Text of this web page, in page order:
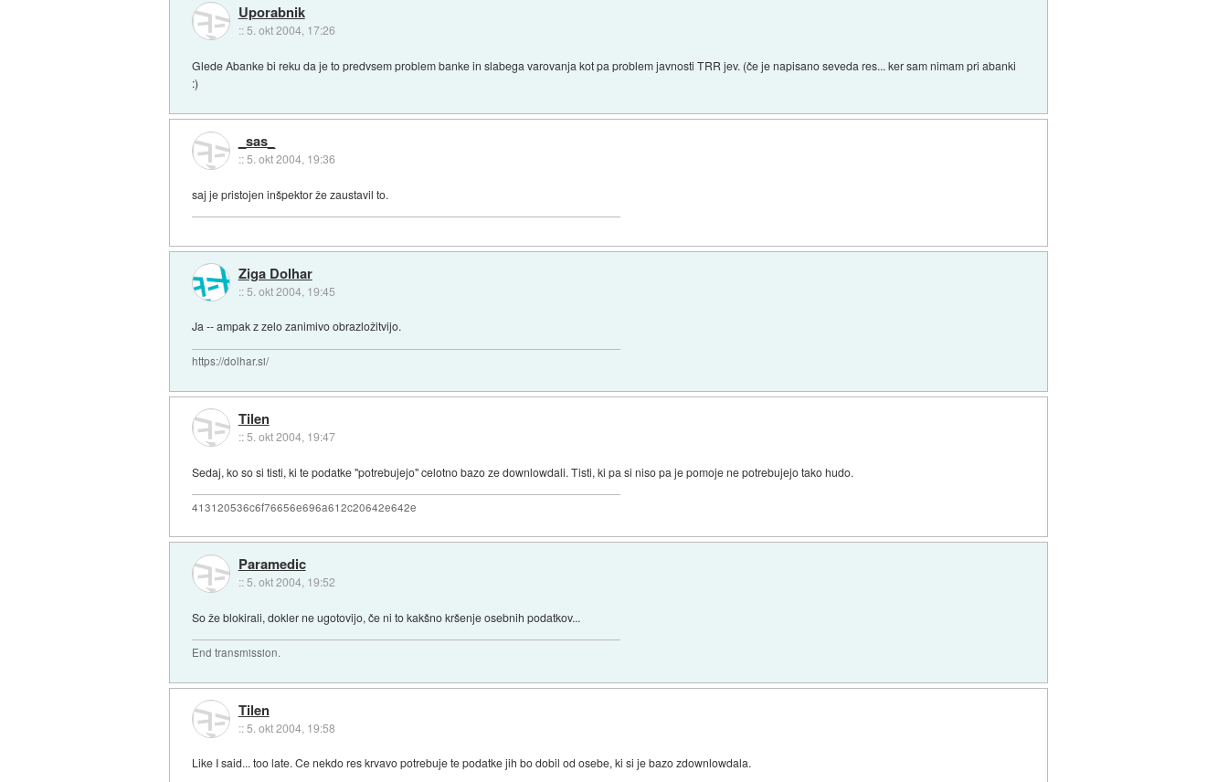
Uporabnik
:: 5. okt 2004, 17:26
Glede Abanke bi reku da je to predvsem problem banke in slabega varovanja kot pa problem javnosti TRR jev. (če je napisano seveda res... ker sam nimam pri abanki
:)
_sas_
::5. okt 2004, 19:36
saj je pristojen inšpektor že zaustavil to.
Ziga Dolhar
:: 5. okt 2004, 19:45
Ja -- ampak z zelo zanimivo obrazložitvijo.
https://dolhar.si/
Tilen
::5. okt 2004, 19:47
Sedaj, ko so si tisti, ki te podatke "potrebujejo" celotno bazo ze downlowdali. Tisti, ki pa si niso pa je pomoje ne potrebujejo tako hudo.
413120536c6f76656e696a612c20642e642e
Paramedic
:: 5. okt 2004, 19:52
So že blokirali, dokler ne ugotovijo, če ni to kakšno kršenje osebnih podatkov...
End transmission.
Tilen
::5. okt 2004, 19:58
Like I said... too late. Ce nekdo res krvavo potrebuje te podatke jih bo dobil od osebe, ki si je bazo zdownlowdala.